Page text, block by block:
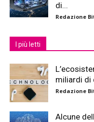
di...
Redazione
I più letti
miliardi di
Redazione
Alcune